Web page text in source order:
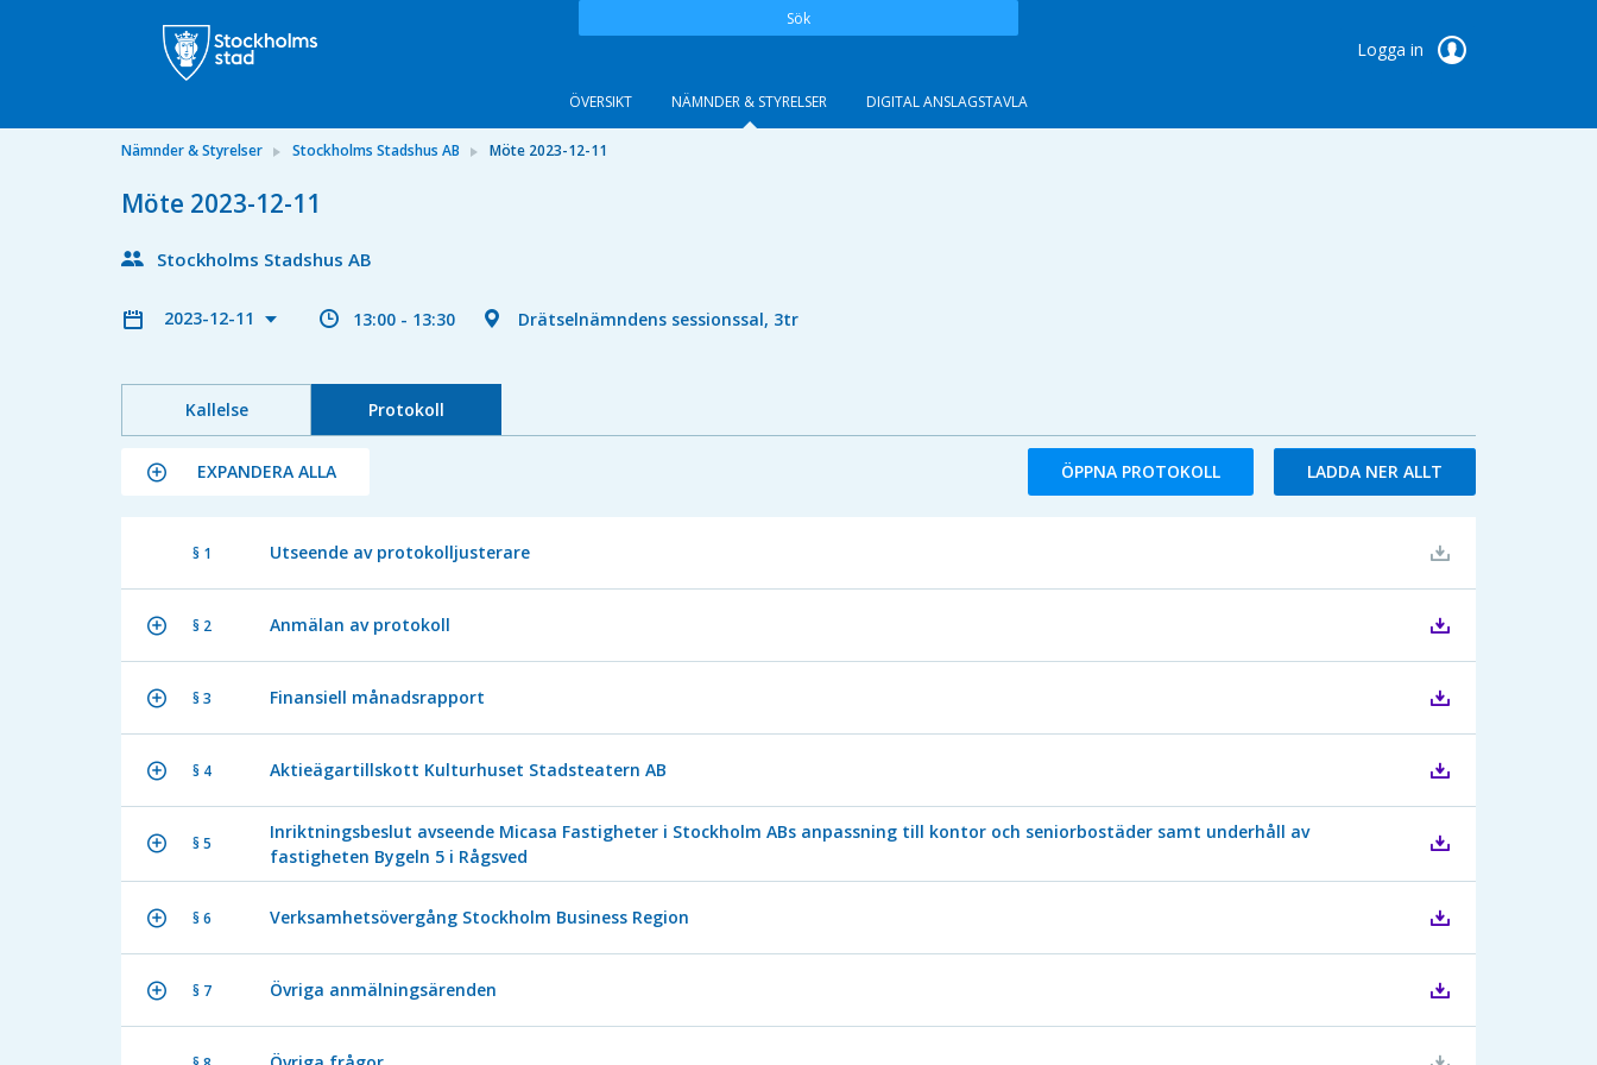
Sök
Logga in
ÖVERSIKT NÄMNDER & STYRELSER DIGITAL ANSLAGSTAVLA
Nämnder & Styrelser Stockholms Stadshus AB Möte 2023-12-11
Möte 2023-12-11
Stockholms Stadshus AB
2023-12-11 13:00 - 13:30 Drätselnämndens sessionssal, 3tr
Kallelse Protokoll
EXPANDERA ALLA ÖPPNA PROTOKOLL LADDA NER ALLT
§ 1 Utseende av protokolljusterare
§ 2 Anmälan av protokoll
§ 3 Finansiell månadsrapport
§ 4 Aktieägartillskott Kulturhuset Stadsteatern AB
§ 5
Inriktningsbeslut avseende Micasa Fastigheter i Stockholm ABs anpassning till kontor och seniorbostäder samt underhåll av
fastigheten Bygeln 5 i Rågsved
§ 6 Verksamhetsövergång Stockholm Business Region
§ 7 Övriga anmälningsärenden